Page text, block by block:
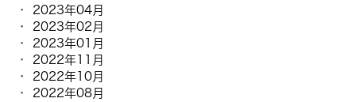
2023年04月
2023年02月
2023年01月
2022年11月
2022年10月
2022年08月